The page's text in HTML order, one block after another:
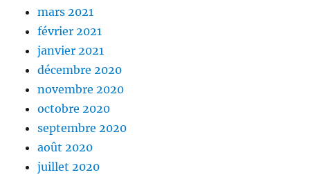
mars 2021
février 2021
janvier 2021
décembre 2020
novembre 2020
octobre 2020
septembre 2020
août 2020
juillet 2020